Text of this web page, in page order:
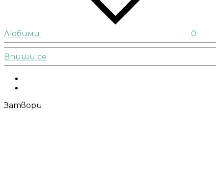
Любими 0
Впиши се
Затвори